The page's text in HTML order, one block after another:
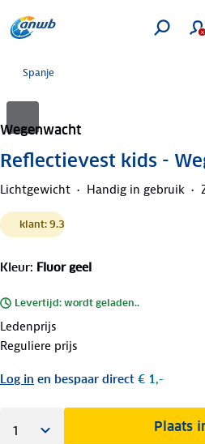
Spanje
Wegenwacht
Reflectievest kids -
Lichtgewicht Handig in gebruik
klant: 9.3
Kleur: Fluor geel
Levertijd: wordt geladen..
Ledenprijs
Reguliere prijs
Log in en bespaar direct € 1,-
Plaats